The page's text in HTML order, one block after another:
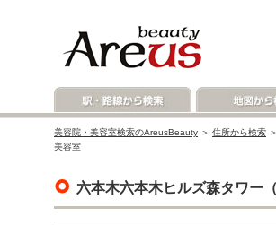
美容院・美容室検索のAreusBeauty ＞ 住所から検索 ＞
美容室
六本木六本木ヒルズ森タワー